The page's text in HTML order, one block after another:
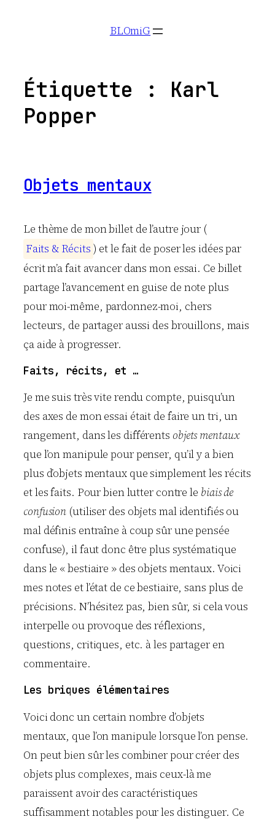
BLOmiG
Étiquette : Karl
Popper
Objets mentaux
Le thème de mon billet de l’autre jour (
Faits & Récits ) et le fait de poser les idées par
écrit m’a fait avancer dans mon essai. Ce billet
partage l’avancement en guise de note plus
pour moi-même, pardonnez-moi, chers
lecteurs, de partager aussi des brouillons, mais
ça aide à progresser.
Faits, récits, et …
Je me suis très vite rendu compte, puisqu’un
des axes de mon essai était de faire un tri, un
rangement, dans les différents objets mentaux
que l’on manipule pour penser, qu’il y a bien
plus d’objets mentaux que simplement les récits
et les faits. Pour bien lutter contre le biais de
confusion (utiliser des objets mal identifiés ou
mal définis entraîne à coup sûr une pensée
confuse), il faut donc être plus systématique
dans le « bestiaire » des objets mentaux. Voici
mes notes et l’état de ce bestiaire, sans plus de
précisions. N’hésitez pas, bien sûr, si cela vous
interpelle ou provoque des réflexions,
questions, critiques, etc. à les partager en
commentaire.
Les briques élémentaires
Voici donc un certain nombre d’objets
mentaux, que l’on manipule lorsque l’on pense.
On peut bien sûr les combiner pour créer des
objets plus complexes, mais ceux-là me
paraissent avoir des caractéristiques
suffisamment notables pour les distinguer. Ce